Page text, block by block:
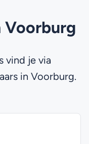
Voorburg
vind je via
in Voorburg.